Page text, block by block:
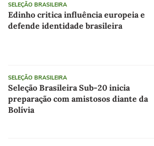
SELEÇÃO BRASILEIRA
Edinho critica influência europeia e
defende identidade brasileira
SELEÇÃO BRASILEIRA
Seleção Brasileira Sub-20 inicia
preparação com amistosos diante da
Bolívia